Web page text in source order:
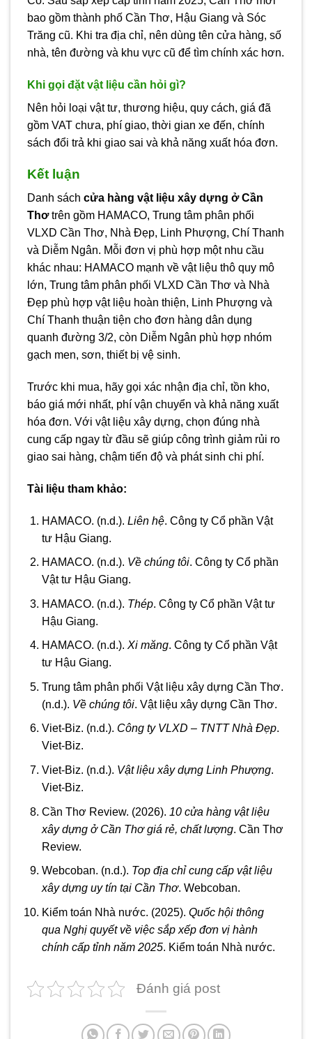
bao gồm thành phố Cần Thơ, Hậu Giang và Sóc
Trăng cũ. Khi tra địa chỉ, nên dùng tên cửa hàng, số
nhà, tên đường và khu vực cũ để tìm chính xác hơn.
Khi gọi đặt vật liệu cần hỏi gì?
Nên hỏi loại vật tư, thương hiệu, quy cách, giá đã
gồm VAT chưa, phí giao, thời gian xe đến, chính
sách đổi trả khi giao sai và khả năng xuất hóa đơn.
Kết luận
Danh sách cửa hàng vật liệu xây dựng ở Cần
Thơtrên gồm HAMACO, Trung tâm phân phối
VLXD Cần Thơ, Nhà Đẹp, Linh Phượng, Chí Thanh
và Diễm Ngân. Mỗi đơn vị phù hợp một nhu cầu
khác nhau: HAMACO mạnh về vật liệu thô quy mô
lớn, Trung tâm phân phối VLXD Cần Thơ và Nhà
Đẹp phù hợp vật liệu hoàn thiện, Linh Phượng và
Chí Thanh thuận tiện cho đơn hàng dân dụng
quanh đường 3/2, còn Diễm Ngân phù hợp nhóm
gạch men, sơn, thiết bị vệ sinh.
Trước khi mua, hãy gọi xác nhận địa chỉ, tồn kho,
báo giá mới nhất, phí vận chuyển và khả năng xuất
hóa đơn. Với vật liệu xây dựng, chọn đúng nhà
cung cấp ngay từ đầu sẽ giúp công trình giảm rủi ro
giao sai hàng, chậm tiến độ và phát sinh chi phí.
Tài liệu tham khảo:
HAMACO. (n.d.). Liên hệ. Công ty Cổ phần Vật
tư Hậu Giang.
HAMACO. (n.d.). Về chúng tôi. Công ty Cổ phần
Vật tư Hậu Giang.
HAMACO. (n.d.). Thép. Công ty Cổ phần Vật tư
Hậu Giang.
HAMACO. (n.d.). Xi măng. Công ty Cổ phần Vật
tư Hậu Giang.
Trung tâm phân phối Vật liệu xây dựng Cần Thơ.
(n.d.). Về chúng tôi. Vật liệu xây dựng Cần Thơ.
Viet-Biz. (n.d.). Công ty VLXD – TNTT Nhà Đẹp.
Viet-Biz.
Viet-Biz. (n.d.). Vật liệu xây dựng Linh Phượng.
Viet-Biz.
Cần Thơ Review. (2026). 10 cửa hàng vật liệu
xây dựng ở Cần Thơ giá rẻ, chất lượng. Cần Thơ
Review.
Webcoban. (n.d.). Top địa chỉ cung cấp vật liệu
xây dựng uy tín tại Cần Thơ. Webcoban.
Kiểm toán Nhà nước. (2025). Quốc hội thông
qua Nghị quyết về việc sắp xếp đơn vị hành
chính cấp tỉnh năm 2025. Kiểm toán Nhà nước.
Đánh giá post